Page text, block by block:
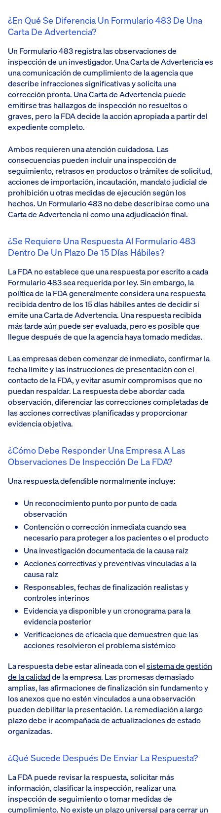
¿En Qué Se Diferencia Un Formulario 483 De Una
Carta De Advertencia?
Un Formulario 483 registra las observaciones de
inspección de un investigador. Una Carta de Advertencia es
una comunicación de cumplimiento de la agencia que
describe infracciones significativas y solicita una
corrección pronta. Una Carta de Advertencia puede
emitirse tras hallazgos de inspección no resueltos o
graves, pero la FDA decide la acción apropiada a partir del
expediente completo.
Ambos requieren una atención cuidadosa. Las
consecuencias pueden incluir una inspección de
seguimiento, retrasos en productos o trámites de solicitud,
acciones de importación, incautación, mandato judicial de
prohibición u otras medidas de ejecución según los
hechos. Un Formulario 483 no debe describirse como una
Carta de Advertencia ni como una adjudicación final.
¿Se Requiere Una Respuesta Al Formulario 483
Dentro De Un Plazo De 15 Días Hábiles?
La FDA no establece que una respuesta por escrito a cada
Formulario 483 sea requerida por ley. Sin embargo, la
política de la FDA generalmente considera una respuesta
recibida dentro de los 15 días hábiles antes de decidir si
emite una Carta de Advertencia. Una respuesta recibida
más tarde aún puede ser evaluada, pero es posible que
llegue después de que la agencia haya tomado medidas.
Las empresas deben comenzar de inmediato, confirmar la
fecha límite y las instrucciones de presentación con el
contacto de la FDA, y evitar asumir compromisos que no
puedan respaldar. La respuesta debe abordar cada
observación, diferenciar las correcciones completadas de
las acciones correctivas planificadas y proporcionar
evidencia objetiva.
¿Cómo Debe Responder Una Empresa A Las
Observaciones De Inspección De La FDA?
Una respuesta defendible normalmente incluye:
Un reconocimiento punto por punto de cada
observación
Contención o corrección inmediata cuando sea
necesario para proteger a los pacientes o el producto
Una investigación documentada de la causa raíz
Acciones correctivas y preventivas vinculadas a la
causa raíz
Responsables, fechas de finalización realistas y
controles interinos
Evidencia ya disponible y un cronograma para la
evidencia posterior
Verificaciones de eficacia que demuestren que las
acciones resolvieron el problema sistémico
La respuesta debe estar alineada con elsistema de gestión
de la calidadde la empresa. Las promesas demasiado
amplias, las afirmaciones de finalización sin fundamento y
los anexos que no estén vinculados a una observación
pueden debilitar la presentación. La remediación a largo
plazo debe ir acompañada de actualizaciones de estado
organizadas.
¿Qué Sucede Después De Enviar La Respuesta?
La FDA puede revisar la respuesta, solicitar más
información, clasificar la inspección, realizar una
inspección de seguimiento o tomar medidas de
cumplimiento. No existe un plazo universal para cerrar un